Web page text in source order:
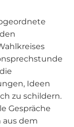
Ideen
zu schildern.
Gespräche
dem